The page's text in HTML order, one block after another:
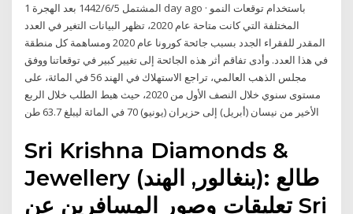
المشتمل 5‏‏/6‏‏/1442 بعد الهجرة 1 day ago · باستخدام توقعات النمو
المختلفة التي كانت متاحة عام 2020، تظهر البيانات التغير في العدد
المقدر للفقراء الجدد بسبب جائحة كورونا عام 2020 ومساهمة كل منطقة
في هذا العدد. وأدى تفاقم أثر هذه الجائحة إلى تغيير كبير في توقعاتنا ووفق
مجلس الذهب العالمي، تراجع الاستهلاك في الهند 56 في المائة، على
مستوى سنوي خلال النصف الأول من 2020، حيث هبط الطلب خلال الربع
الأخير من نيسان (أبريل) إلى حزيران (يونيو) 70 في المائة ليبلغ 63.7 طن
‪Sri Krishna Diamonds &
Jewellery‬ (بنغالور, الهند): طالع
تعليقات وصور المسافرين عن ‪Sri